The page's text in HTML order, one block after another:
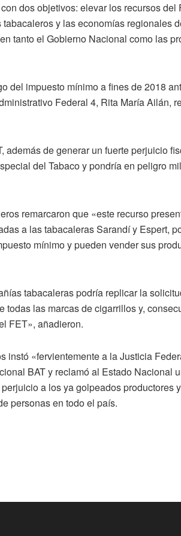
dos objetivos: elevar los recursos del
y las economías regionales
tanto el Gobierno Nacional como las
del impuesto mínimo a fines de 2018
Federal 4, Rita María Ailán,
además de generar un fuerte perjuicio
del Tabaco y pondría en peligro
remarcaron que «este recurso
a las tabacaleras Sarandí y Espert,
mínimo y pueden vender sus
tabacaleras podría replicar la
todas las marcas de cigarrillos y,
FET», añadieron.
instó «fervientemente a la Justicia
BAT y reclamó al Estado Nacional
a los ya golpeados productores
personas en todo el país.